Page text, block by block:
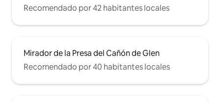
Recomendado por 42 habitantes locales
Mirador de la Presa del Cañón de Glen
Recomendado por 40 habitantes locales